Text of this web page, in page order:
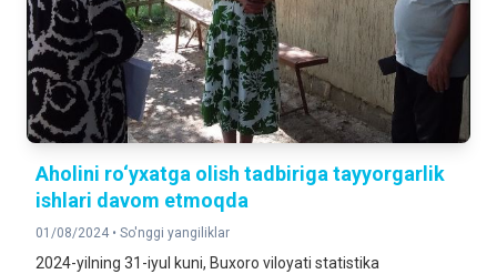
Aholini ro‘yxatga olish tadbiriga tayyorgarlik
ishlari davom etmoqda
01/08/2024 • So'nggi yangiliklar
2024-yilning 31-iyul kuni, Buxoro viloyati statistika